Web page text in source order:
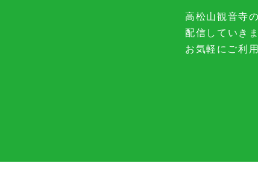
高松山観音寺
配信していき
お気軽にご利